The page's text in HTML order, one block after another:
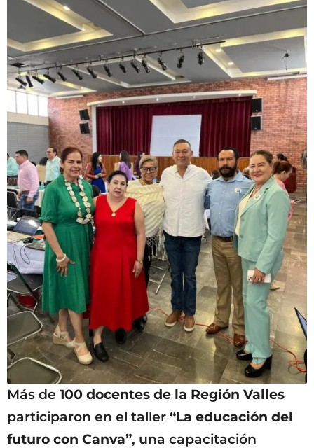
Más de 100 docentes de la Región Valles
participaron en el taller “La educación del
futuro con Canva”, una capacitación